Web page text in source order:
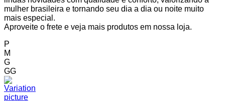
mulher brasileira e tornando seu dia a dia ou noite muito
mais especial.
Aproveite o frete e veja mais produtos em nossa loja.
P
M
G
GG